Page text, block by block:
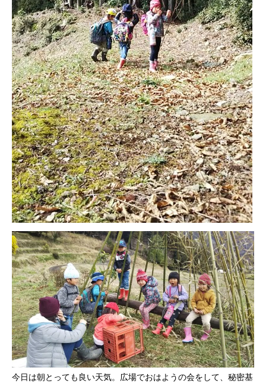
今日は朝とっても良い天気。広場でおはようの会をして、秘密基